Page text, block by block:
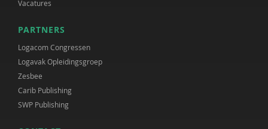
Vacatures
PARTNERS
Logacom Congressen
Logavak Opleidingsgroep
Zesbee
Carib Publishing
SWP Publishing